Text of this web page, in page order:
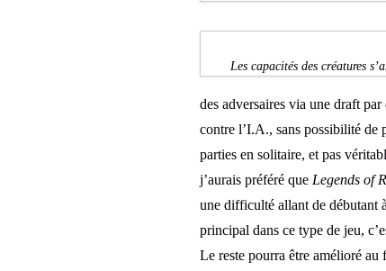
Les capacités des créatures
des adversaires via une draft
contre l’I.A., sans possibilité de
parties en solitaire, et pas
j’aurais préféré que Legends of
une difficulté allant de débutant
principal dans ce type de jeu,
Le reste pourra être amélioré au